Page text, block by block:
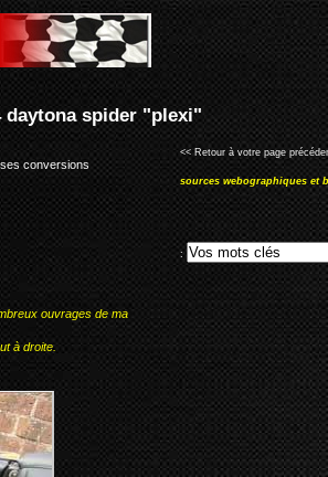
conversions
ouvrages de ma
à droite.
<< Retour à votre page
sources webographiques et
: